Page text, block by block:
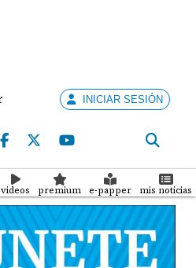
injustificadoINICIAR SESIÓN
videos premium e-papper mis noticias